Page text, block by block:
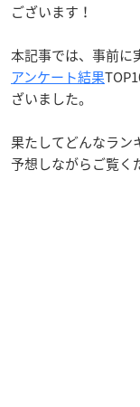
ございます！
本記事では、事前に
アンケート結果
ざいました。
果たしてどんなラン
予想しながらご覧く